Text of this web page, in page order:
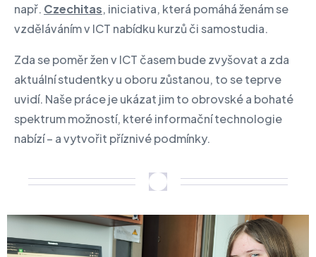
např. Czechitas, iniciativa, která pomáhá ženám se
vzděláváním v ICT nabídku kurzů či samostudia.
Zda se poměr žen v ICT časem bude zvyšovat a zda
aktuální studentky u oboru zůstanou, to se teprve
uvidí. Naše práce je ukázat jim to obrovské a bohaté
spektrum možností, které informační technologie
nabízí – a vytvořit příznivé podmínky.